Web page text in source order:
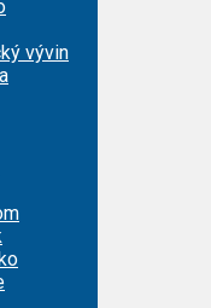
vývin